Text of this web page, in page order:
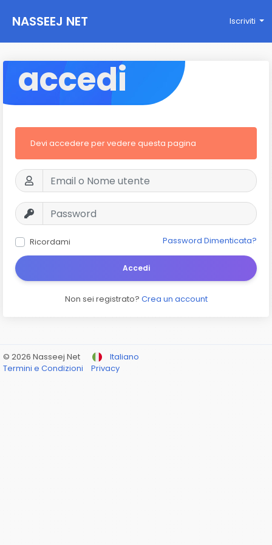
NASSEEJ NET Iscriviti
accedi
Devi accedere per vedere questa pagina
Ricordami Password Dimenticata?
Accedi
Non sei registrato? Crea un account
© 2026 Nasseej Net
Italiano
Termini e Condizioni
Privacy